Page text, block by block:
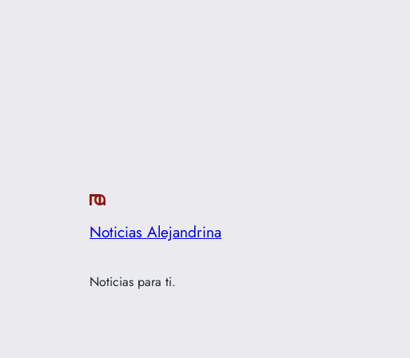
Noticias Alejandrina
Noticias para ti.